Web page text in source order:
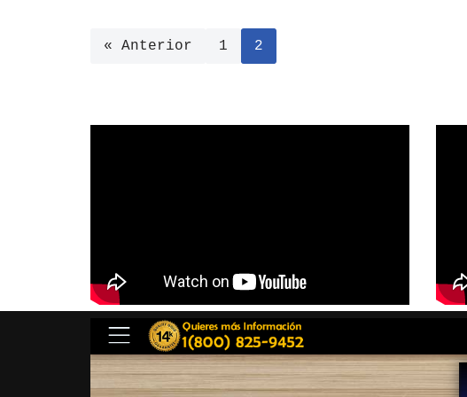
« Anterior 1 2